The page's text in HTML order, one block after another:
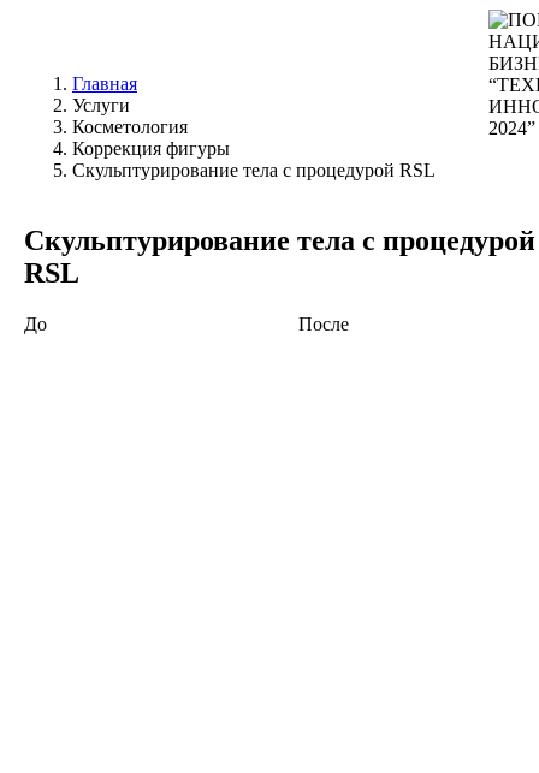
Главная
Услуги
Косметология
Коррекция фигуры
Скульптурирование тела с процедурой RSL
Скульптурирование тела с процедурой
RSL
До После
До После